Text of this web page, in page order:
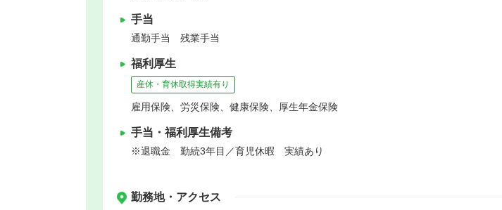
手当
通勤手当 残業手当
福利厚生
産休・育休取得実績有り
雇用保険、労災保険、健康保険、厚生年金保険
手当・福利厚生備考
※退職金 勤続3年目／育児休暇 実績あり
勤務地・アクセス